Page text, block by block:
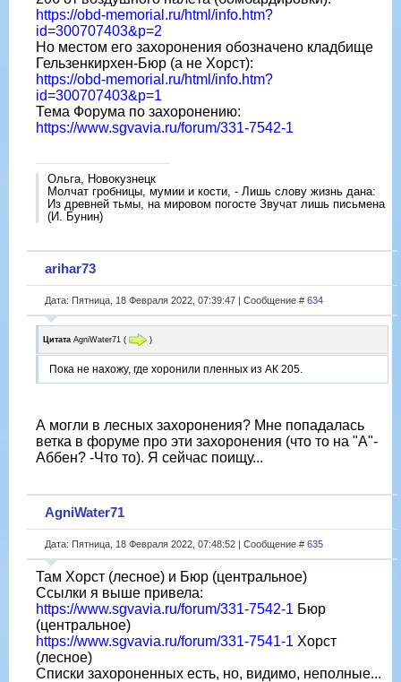
https://obd-memorial.ru/html/info.htm?
id=300707403&p=2
Но местом его захоронения обозначено кладбище
Гельзенкирхен-Бюр (а не Хорст):
https://obd-memorial.ru/html/info.htm?
id=300707403&p=1
Тема Форума по захоронению:
https://www.sgvavia.ru/forum/331-7542-1
Ольга, Новокузнецк
Молчат гробницы, мумии и кости, - Лишь слову жизнь дана:
Из древней тьмы, на мировом погосте Звучат лишь письмена
(И. Бунин)
arihar73
Дата: Пятница, 18 Февраля 2022, 07:39:47 | Сообщение # 634
Цитата AgniWater71 ( )
Пока не нахожу, где хоронили пленных из АК 205.
А могли в лесных захоронения? Мне попадалась
ветка в форуме про эти захоронения (что то на "А"-
Аббен? -Что то). Я сейчас поищу...
AgniWater71
Дата: Пятница, 18 Февраля 2022, 07:48:52 | Сообщение # 635
Там Хорст (лесное) и Бюр (центральное)
Ссылки я выше привела:
https://www.sgvavia.ru/forum/331-7542-1 Бюр
(центральное)
https://www.sgvavia.ru/forum/331-7541-1 Хорст
(лесное)
Списки захороненных есть, но, видимо, неполные...